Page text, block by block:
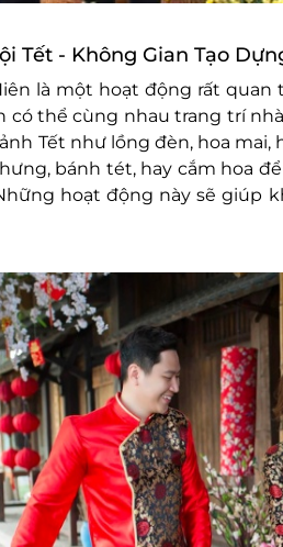
Tết - Không Gian Tạo
là một hoạt động rất
có thể cùng nhau trang trí
Tết như lồng đèn, hoa mai,
bánh tét, hay cắm hoa
hoạt động này sẽ giúp